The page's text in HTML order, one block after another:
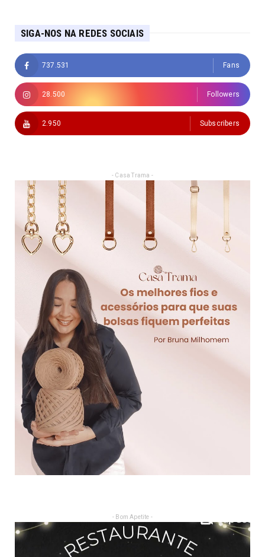
SIGA-NOS NA REDES SOCIAIS
737.531 Fans
28.500 Followers
2.950 Subscribers
- Casa Trama -
- Bom Apetite -